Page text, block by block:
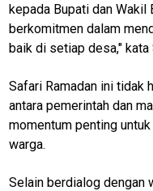
kepada Bupati dan Wakil
berkomitmen dalam
baik di setiap desa," kata
Safari Ramadan ini tidak
antara pemerintah dan
momentum penting
warga.
Selain berdialog dengan
M